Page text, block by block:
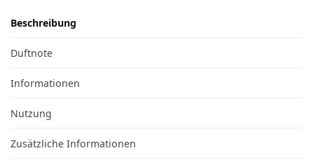
Beschreibung
Duftnote
Informationen
Nutzung
Zusätzliche Informationen